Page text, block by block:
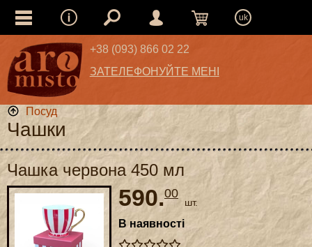
uk
+38 (093) 866 02 22
ЗАТЕЛЕФОНУЙТЕ МЕНІ
Посуд
Чашки
Чашка червона 450 мл
590.00
шт.
В наявності